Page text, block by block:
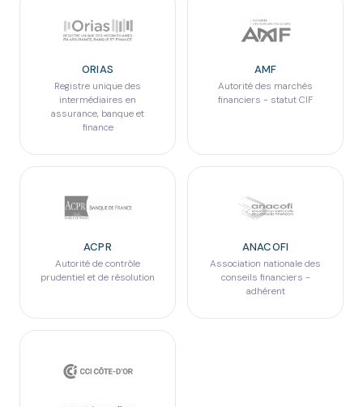
ORIAS
Registre unique des
intermédiaires en
assurance, banque et
finance
AMF
Autorité des marchés
financiers - statut CIF
ACPR
Autorité de contrôle
prudentiel et de résolution
ANACOFI
Association nationale des
conseils financiers -
adhérent